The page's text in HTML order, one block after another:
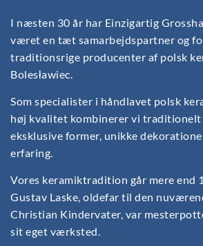
I næsten 30 år har Einzigartig
været en tæt samarbejdspartner og
traditionsrige producenter af polsk
Bolesławiec.
Som specialister i håndlavet polsk
høj kvalitet kombinerer vi
eksklusive former, unikke
erfaring.
Vores keramiktradition går mere end
Gustav Laske, oldefar til den
Christian Kindervater, var
sit eget værksted.